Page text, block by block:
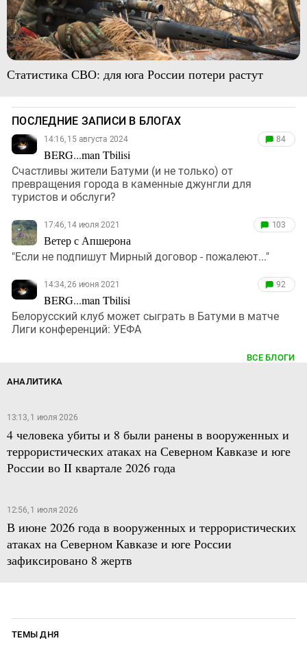
Статистика СВО: для юга России потери растут
ПОСЛЕДНИЕ ЗАПИСИ В БЛОГАХ
14:16, 15 августа 2024
BERG...man Tbilisi
84
Счастливы жители Батуми (и не только) от
превращения города в каменные джунгли для
туристов и обслуги?
17:46, 14 июля 2021
Ветер с Апшерона
103
"Если не подпишут Мирный договор - пожалеют..."
14:34, 26 июня 2021
BERG...man Tbilisi
92
Белорусский клуб может сыграть в Батуми в матче
Лиги конференций: УЕФА
ВСЕ БЛОГИ
АНАЛИТИКА
13:13, 1 июля 2026
4 человека убиты и 8 были ранены в вооруженных и
террористических атаках на Северном Кавказе и юге
России во II квартале 2026 года
12:56, 1 июля 2026
В июне 2026 года в вооруженных и террористических
атаках на Северном Кавказе и юге России
зафиксировано 8 жертв
ТЕМЫ ДНЯ